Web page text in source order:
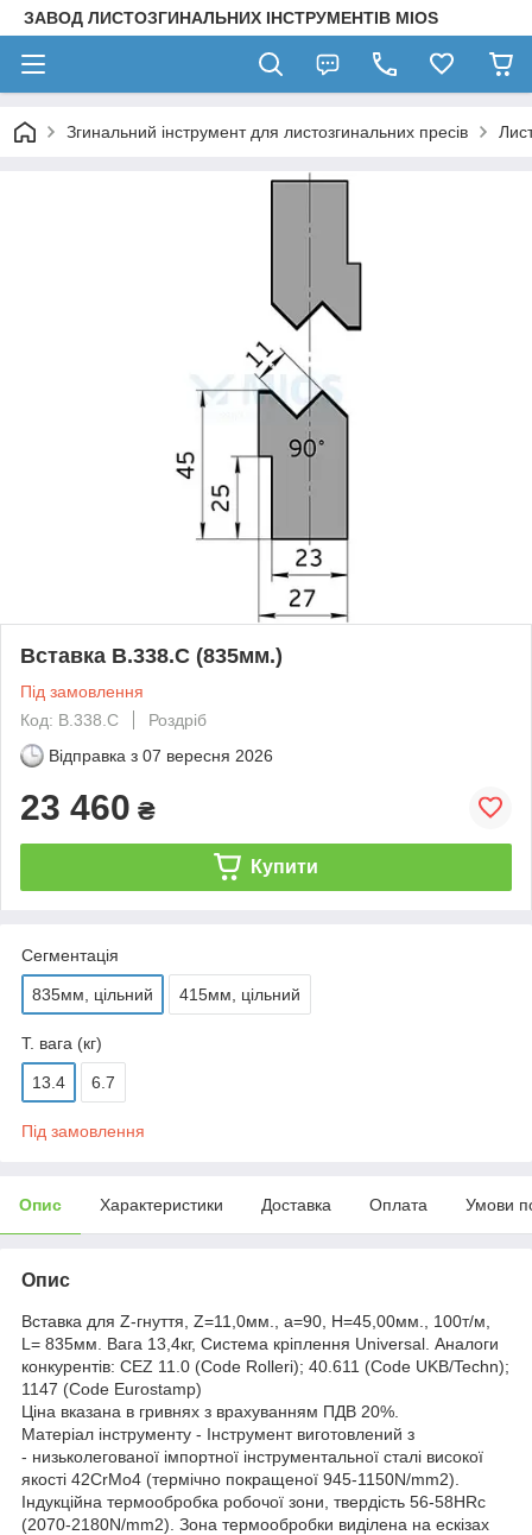
ЗАВОД ЛИСТОЗГИНАЛЬНИХ ІНСТРУМЕНТІВ MIOS
Згинальний інструмент для листозгинальних пресів
Вставка B.338.C (835мм.)
Під замовлення
Код: B.338.C
Роздріб
Відправка з 07 вересня 2026
23 460 ₴
Купити
Сегментація
835мм, цільний 415мм, цільний
Т. вага (кг)
13.4 6.7
Під замовлення
Опис Характеристики Доставка Оплата Умови
Опис
Вставка для Z-гнуття, Z=11,0мм., a=90, H=45,00мм., 100т/м,
L= 835мм. Вага 13,4кг, Система кріплення Universal. Аналоги
конкурентів: СEZ 11.0 (Code Rolleri); 40.611 (Code UKB/Techn);
1147 (Code Eurostamp)
Ціна вказана в гривнях з врахуванням ПДВ 20%.
Матеріал інструменту - Інструмент виготовлений з
- низьколегованої імпортної інструментальної сталі високої
якості 42CrMo4 (термічно покращеної 945-1150N/mm2).
Індукційна термообробка робочої зони, твердість 56-58HRc
(2070-2180N/mm2). Зона термообробки виділена на ескізах